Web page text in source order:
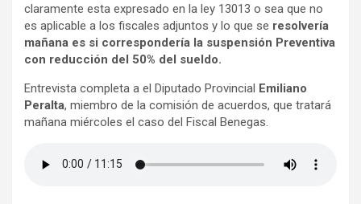
claramente esta expresado en la ley 13013 o sea que no
es aplicable a los fiscales adjuntos y lo que se resolvería
mañana es si correspondería la suspensión Preventiva
con reducción del 50% del sueldo.
Entrevista completa a el Diputado Provincial Emiliano
Peralta, miembro de la comisión de acuerdos, que tratará
mañana miércoles el caso del Fiscal Benegas.